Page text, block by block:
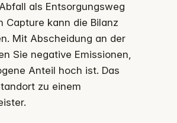
als Entsorgungsweg
Capture kann die Bilanz
Mit Abscheidung an der
Sie negative Emissionen,
Anteil hoch ist. Das
zu einem